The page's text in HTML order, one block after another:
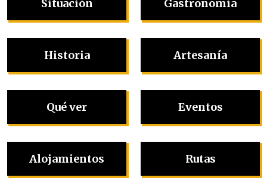
Situación
Historia
Qué ver
Alojamientos
Gastronomía
Artesanía
Eventos
Rutas